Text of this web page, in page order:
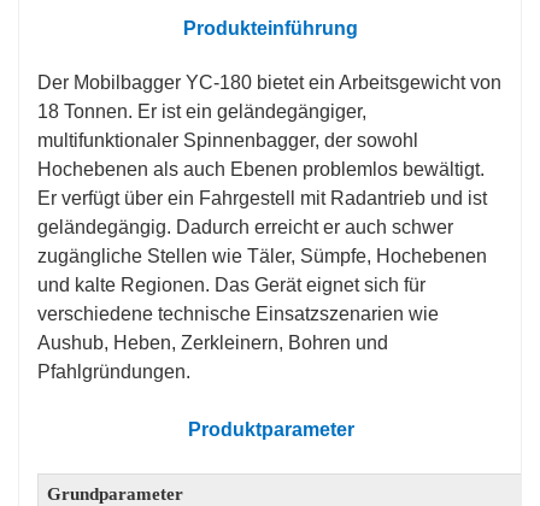
Schnelle Rotationsgeschwindigkeit und stabile
Rotationsbremse
5) Das ursprünglich vollständig importierte
Hydrauliksystem verwendet eine
Doppelpumpen-Zusammenführungstechnologie
mit schneller Übergangsgeschwindigkeit
6) Radseitige Verzögerung im Nasszustand der
Vorder- und Hinterachsen im ZF-Stil, vierlagige
gewundene Ölleitungen und das gleiche Modell
wie Doosan wird standardmäßig mit einem
Pufferzylinder geliefert
7) Unsere Fabrik kann kundenspezifische
Konstruktions- und
Produkteinführung
Der Mobilbagger YC-180 bietet ein Arbeitsgewicht von
18 Tonnen. Er ist ein geländegängiger,
multifunktionaler Spinnenbagger, der sowohl
Hochebenen als auch Ebenen problemlos bewältigt.
Er verfügt über ein Fahrgestell mit Radantrieb und ist
geländegängig. Dadurch erreicht er auch schwer
zugängliche Stellen wie Täler, Sümpfe, Hochebenen
und kalte Regionen. Das Gerät eignet sich für
verschiedene technische Einsatzszenarien wie
Aushub, Heben, Zerkleinern, Bohren und
Pfahlgründungen.
Produktparameter
Grundparameter